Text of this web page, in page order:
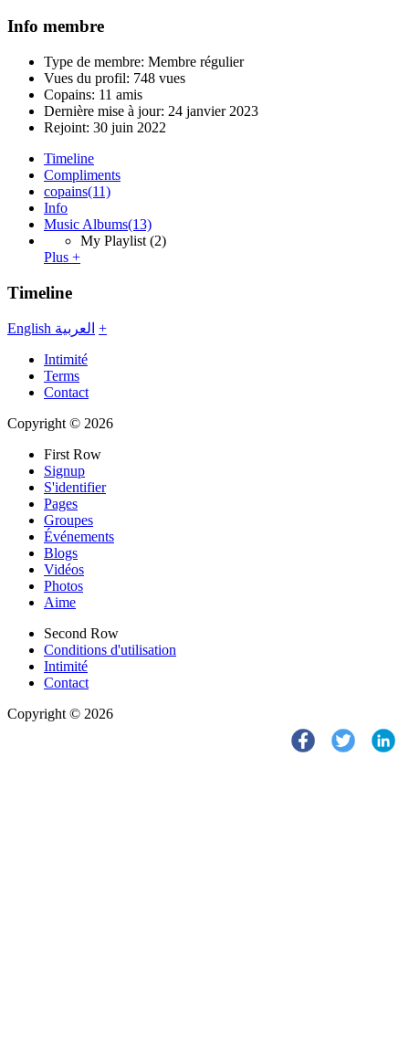
Info membre
Type de membre: Membre régulier
Vues du profil: 748 vues
Copains: 11 amis
Dernière mise à jour: 24 janvier 2023
Rejoint: 30 juin 2022
Timeline
Compliments
copains(11)
Info
Music Albums(13)
My Playlist (2)
Plus +
Timeline
English العربية +
Intimité
Terms
Contact
Copyright © 2026
First Row
Signup
S'identifier
Pages
Groupes
Événements
Blogs
Vidéos
Photos
Aime
Second Row
Conditions d'utilisation
Intimité
Contact
Copyright © 2026